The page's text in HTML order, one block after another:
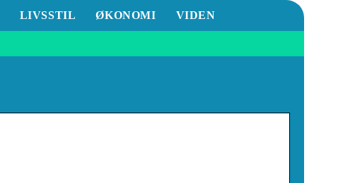
LIVSSTIL ØKONOMI VIDEN